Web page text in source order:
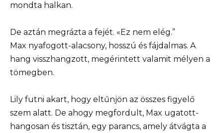
mondta halkan.
De aztán megrázta a fejét. «Ez nem elég.”
Max nyafogott-alacsony, hosszú és fájdalmas. A
hang visszhangzott, megérintett valamit mélyen a
tömegben.
Lily futni akart, hogy eltűnjön az összes figyelő
szem alatt. De ahogy megfordult, Max ugatott-
hangosan és tisztán, egy parancs, amely átvágta a